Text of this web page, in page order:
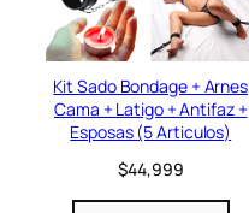
Kit Sado Bondage + Arnes
Cama + Latigo + Antifaz +
Esposas (5 Articulos)
$44,999